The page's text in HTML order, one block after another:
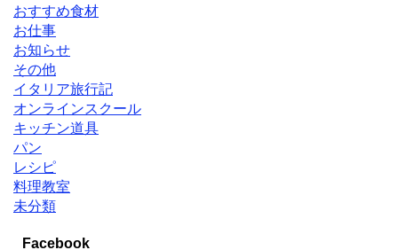
おすすめ食材
お仕事
お知らせ
その他
イタリア旅行記
オンラインスクール
キッチン道具
パン
レシピ
料理教室
未分類
Facebook